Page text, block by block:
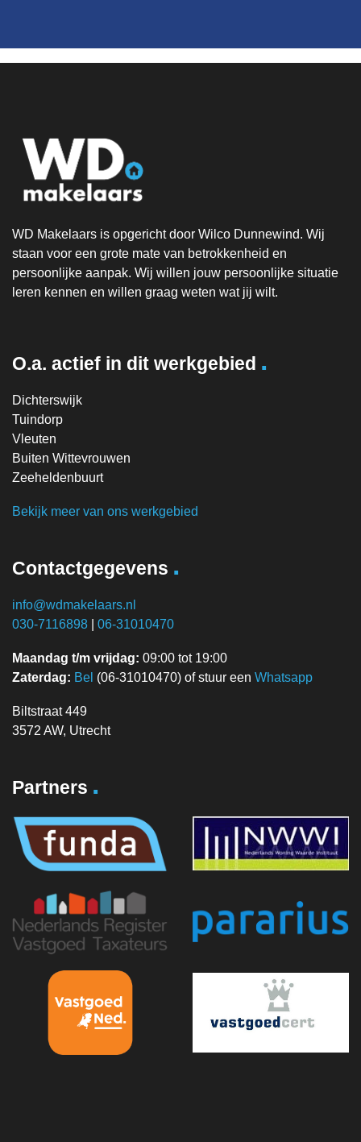
WD Makelaars is opgericht door Wilco Dunnewind. Wij
staan voor een grote mate van betrokkenheid en
persoonlijke aanpak. Wij willen jouw persoonlijke situatie
leren kennen en willen graag weten wat jij wilt.
O.a. actief in dit werkgebied .
Dichterswijk
Tuindorp
Vleuten
Buiten Wittevrouwen
Zeeheldenbuurt
Bekijk meer van ons werkgebied
Contactgegevens .
info@wdmakelaars.nl
030-7116898
06-31010470
Maandag t/m vrijdag: 09:00 tot 19:00
Zaterdag: Bel (06-31010470) of stuur een Whatsapp
Biltstraat 449
3572 AW, Utrecht
Partners .